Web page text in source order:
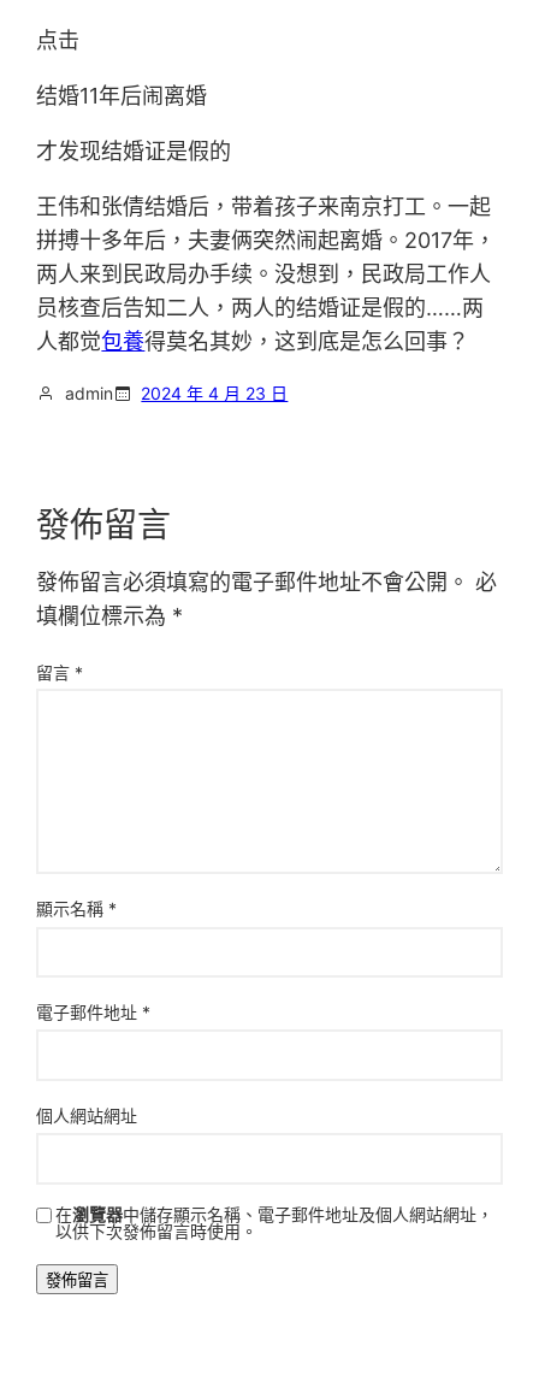
点击
结婚11年后闹离婚
才发现结婚证是假的
王伟和张倩结婚后，带着孩子来南京打工。一起
拼搏十多年后，夫妻俩突然闹起离婚。2017年，
两人来到民政局办手续。没想到，民政局工作人
员核查后告知二人，两人的结婚证是假的……两
人都觉包養得莫名其妙，这到底是怎么回事？
admin 2024 年 4 月 23 日
發佈留言
發佈留言必須填寫的電子郵件地址不會公開。 必
填欄位標示為 *
留言 *
顯示名稱 *
電子郵件地址 *
個人網站網址
在瀏覽器中儲存顯示名稱、電子郵件地址及個人網站網址，
以供下次發佈留言時使用。